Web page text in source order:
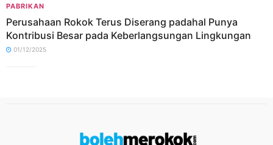
PABRIKAN
Perusahaan Rokok Terus Diserang padahal Punya
Kontribusi Besar pada Keberlangsungan Lingkungan
01/12/2025